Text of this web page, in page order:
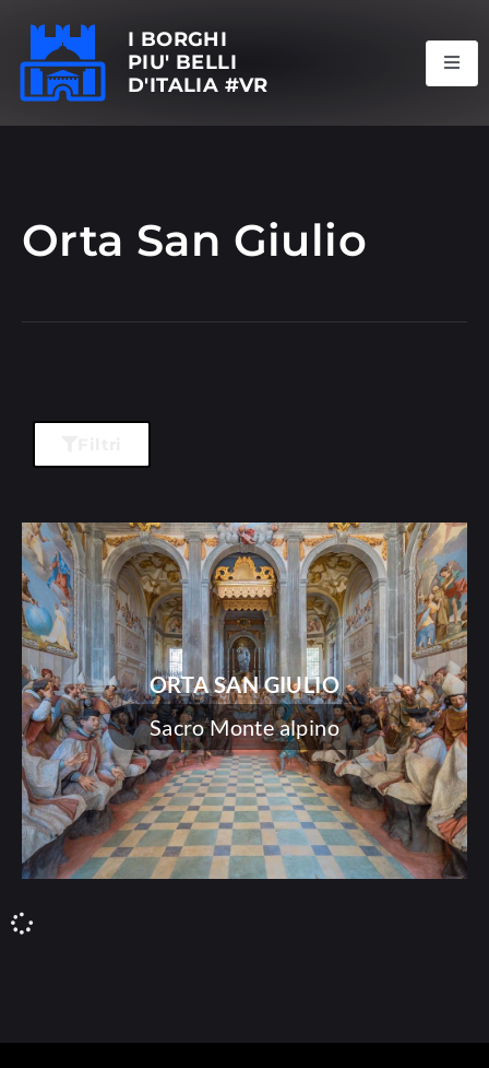
I BORGHI
PIU' BELLI
D'ITALIA #VR
Orta San Giulio
Sacro Monte alpino
ORTA SAN GIULIO